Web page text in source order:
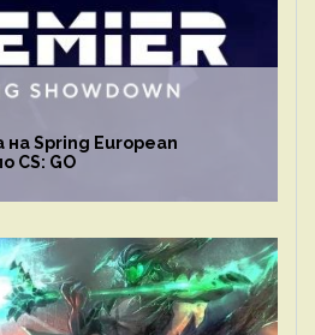
на Spring European
CS: GO